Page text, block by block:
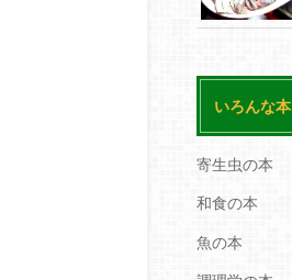
いろんな本
寄生虫の本
和食の本
魚の本